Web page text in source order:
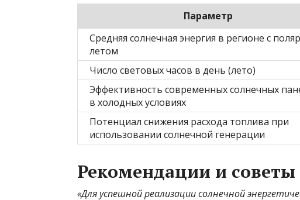
Параметр
Средняя солнечная энергия в регионе с
летом
Число световых часов в день (лето)
Эффективность современных солнечных
в холодных условиях
Потенциал снижения расхода топлива при
использовании солнечной генерации
Рекомендации и советы
«Для успешной реализации солнечной